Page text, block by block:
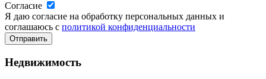
Согласие
Я даю согласие на обработку персональных данных и
соглашаюсь с политикой конфиденциальности
Недвижимость